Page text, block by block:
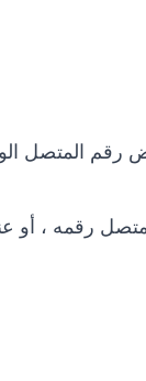
رقم المتصل
رقمه ، أو